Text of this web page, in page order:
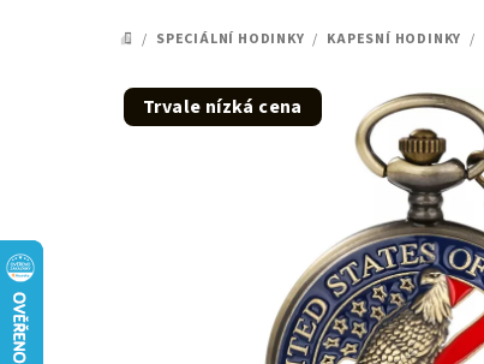
DOMŮ
/ SPECIÁLNÍ HODINKY / KAPESNÍ HODINKY /
Trvale nízká cena